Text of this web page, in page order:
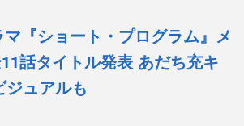
『ショート・プログラム』メ
話タイトル発表 あだち充キ
ジュアルも